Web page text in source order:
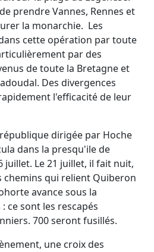
prendre Vannes, Rennes et
la monarchie. Les
cette opération par toute
par des
de toute la Bretagne et
Des divergences
l'efficacité de leur
dirigée par Hoche
dans la presqu'ile de
Le 21 juillet, il fait nuit,
chemins qui relient Quiberon
avance sous la
ce sont les rescapés
700 seront fusillés.
une croix des